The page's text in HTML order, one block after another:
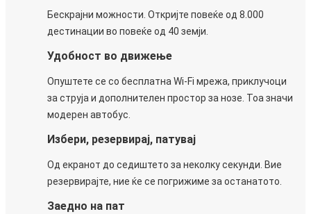
Бескрајни можности. Откријте повеќе од 8.000
дестинации во повеќе од 40 земји.
Удобност во движење
Опуштете се со бесплатна Wi-Fi мрежа, приклучоци
за струја и дополнителен простор за нозе. Тоа значи
модерен автобус.
Избери, резервирај, патувај
Од екранот до седиштето за неколку секунди. Вие
резервирајте, ние ќе се погрижиме за останатото.
Заедно на пат